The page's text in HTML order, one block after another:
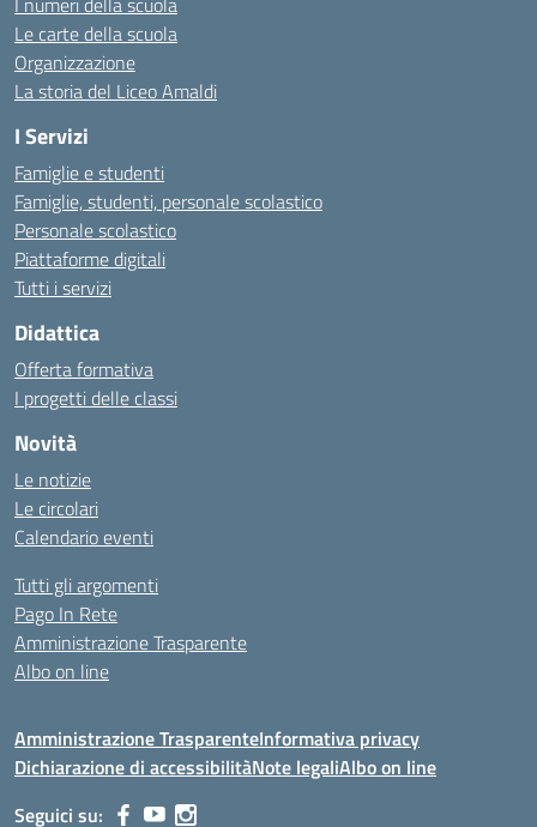
Le carte della scuola
Organizzazione
La storia del Liceo Amaldi
I Servizi
Famiglie e studenti
Famiglie, studenti, personale scolastico
Personale scolastico
Piattaforme digitali
Tutti i servizi
Didattica
Offerta formativa
I progetti delle classi
Novità
Le notizie
Le circolari
Calendario eventi
Tutti gli argomenti
Pago In Rete
Amministrazione Trasparente
Albo on line
Amministrazione TrasparenteInformativa privacy
Dichiarazione di accessibilitàNote legaliAlbo on line
Seguici su: